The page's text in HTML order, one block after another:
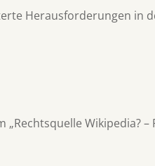
Herausforderungen in
Wikipedia? –